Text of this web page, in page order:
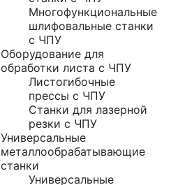
Многофункциональные
шлифовальные станки
с ЧПУ
Оборудование для
обработки листа с ЧПУ
Листогибочные
прессы с ЧПУ
Станки для лазерной
резки с ЧПУ
Универсальные
металлообрабатывающие
станки
Универсальные